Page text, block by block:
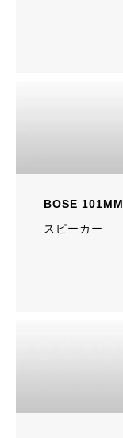
BOSE 101MM
スピーカー